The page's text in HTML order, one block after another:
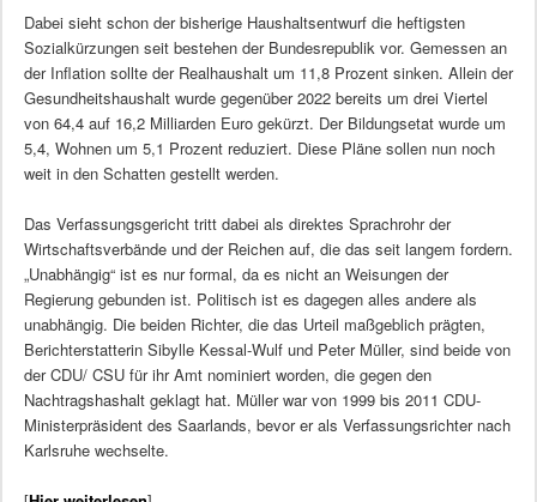
Dabei sieht schon der bisherige Haushaltsentwurf die heftigsten
Sozialkürzungen seit bestehen der Bundesrepublik vor. Gemessen an
der Inflation sollte der Realhaushalt um 11,8 Prozent sinken. Allein der
Gesundheitshaushalt wurde gegenüber 2022 bereits um drei Viertel
von 64,4 auf 16,2 Milliarden Euro gekürzt. Der Bildungsetat wurde um
5,4, Wohnen um 5,1 Prozent reduziert. Diese Pläne sollen nun noch
weit in den Schatten gestellt werden.
Das Verfassungsgericht tritt dabei als direktes Sprachrohr der
Wirtschaftsverbände und der Reichen auf, die das seit langem fordern.
„Unabhängig“ ist es nur formal, da es nicht an Weisungen der
Regierung gebunden ist. Politisch ist es dagegen alles andere als
unabhängig. Die beiden Richter, die das Urteil maßgeblich prägten,
Berichterstatterin Sibylle Kessal-Wulf und Peter Müller, sind beide von
der CDU/ CSU für ihr Amt nominiert worden, die gegen den
Nachtragshashalt geklagt hat. Müller war von 1999 bis 2011 CDU-
Ministerpräsident des Saarlands, bevor er als Verfassungsrichter nach
Karlsruhe wechselte.